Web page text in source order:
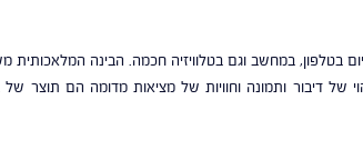
בטלפון, במחשב וגם בטלוויזיה חכמה. הבינה
של דיבור ותמונה וחוויות של מציאות מדומה הם תוצר